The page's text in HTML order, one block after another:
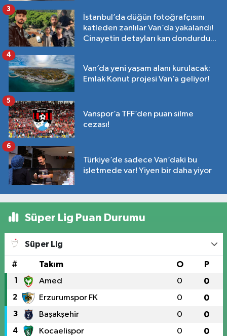
İstanbul’da düğün fotoğrafçısını
katleden zanlılar Van’da yakalandı!
Cinayetin detayları kan dondurdu...
3
Van’da yeni yaşam alanı kurulacak:
Emlak Konut projesi Van’a geliyor!
4
Vanspor’a TFF’den puan silme
cezası!
5
Türkiye’de sadece Van’daki bu
işletmede var! Yiyen bir daha yiyor
6
Süper Lig Puan Durumu
Süper Lig
# Takım O P
1 Amed 0 0
2 Erzurumspor FK 0 0
3 Başakşehir 0 0
4 Kocaelispor 0 0